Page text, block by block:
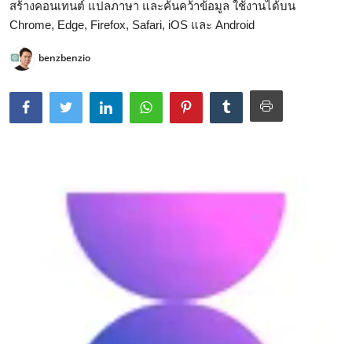
คอร์สเรียน ChatGPT
สร้างคอนเทนต์ แปลภาษา และค้นคว้าข้อมูล ใช้งานได้บน
Chrome, Edge, Firefox, Safari, iOS และ Android
benzbenzio